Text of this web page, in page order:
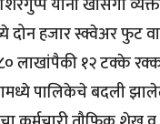
दोन हजार स्क्वेअर
८० लाखांपैकी १२ टक्के
पालिकेचे बदली